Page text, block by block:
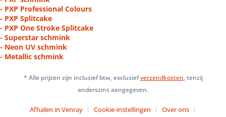
- PXP Professional Colours
- PXP Splitcake
- PXP One Stroke Splitcake
- Superstar schmink
- Neon UV schmink
- Metallic schmink
* Alle prijzen zijn inclusief btw, exclusiefverzendkosten, tenzij
anderszins aangegeven.
Afhalen in Venray Cookie-instellingen
Over ons